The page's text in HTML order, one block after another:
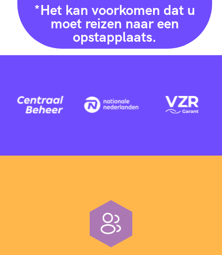
*Het kan voorkomen dat u
moet reizen naar een
opstapplaats.